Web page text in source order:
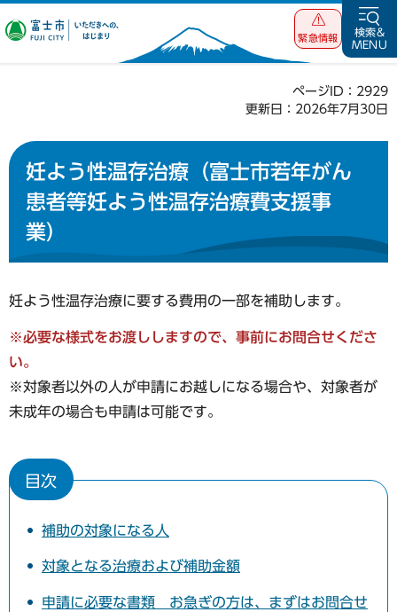
富士市 いただ
緊急情報
検索&
MENU
ページID：2929
更新日：2026年7月30日
妊よう性温存治療（富士市若年がん
患者等妊よう性温存治療費支援事
業）
妊よう性温存治療に要する費用の一部を補助します。
※必要な様式をお渡ししますので、事前にお問合せくださ
い。
※対象者以外の人が申請にお越しになる場合や、対象者が
未成年の場合も申請は可能です。
目次
補助の対象になる人
対象となる治療および補助金額
申請に必要な書類 お急ぎの方は、まずはお問合せ